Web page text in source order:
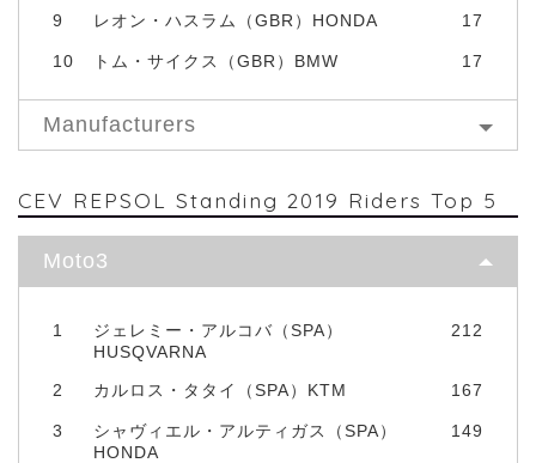
9 レオン・ハスラム（GBR）HONDA 17
10 トム・サイクス（GBR）BMW 17
Manufacturers
CEV REPSOL Standing 2019 Riders Top 5
Moto3
1
ジェレミー・アルコバ（SPA）
HUSQVARNA
212
2 カルロス・タタイ（SPA）KTM 167
3
シャヴィエル・アルティガス（SPA）
HONDA
149